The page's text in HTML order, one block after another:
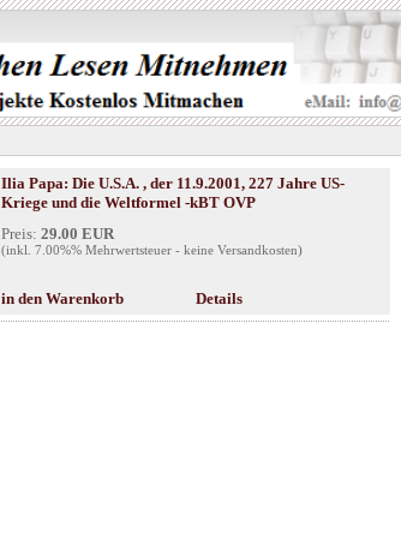
Ilia Papa: Die U.S.A. , der 11.9.2001, 227 Jahre US-
Kriege und die Weltformel -kBT OVP
Preis: 29.00 EUR
(inkl. 7.00%% Mehrwertsteuer - keine Versandkosten)
in den Warenkorb Details